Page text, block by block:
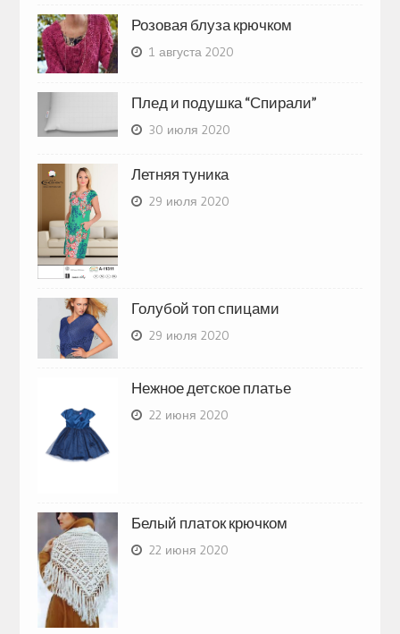
Розовая блуза крючком
1 августа 2020
Плед и подушка “Спирали”
30 июля 2020
Летняя туника
29 июля 2020
Голубой топ спицами
29 июля 2020
Нежное детское платье
22 июня 2020
Белый платок крючком
22 июня 2020